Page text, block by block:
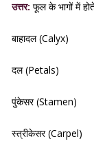
उत्तर: फूल के भागों में
बाहादल (Calyx)
दल (Petals)
पुंकेसर (Stamen)
स्त्रीकेसर (Carpel)